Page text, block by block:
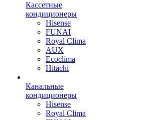
Кассетные
кондиционеры
Hisense
FUNAI
Royal Clima
AUX
Ecoclima
Hitachi
Канальные
кондиционеры
Hisense
Royal Clima